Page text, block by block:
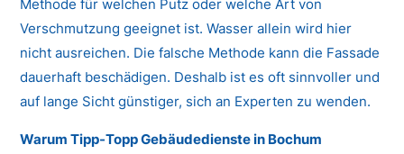
Methode für welchen Putz oder welche Art von
Verschmutzung geeignet ist. Wasser allein wird hier
nicht ausreichen. Die falsche Methode kann die Fassade
dauerhaft beschädigen. Deshalb ist es oft sinnvoller und
auf lange Sicht günstiger, sich an Experten zu wenden.
Warum Tipp-Topp Gebäudedienste in Bochum